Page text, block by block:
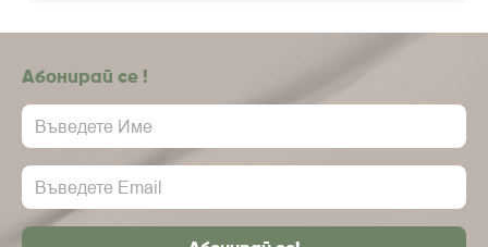
Абонирай се !